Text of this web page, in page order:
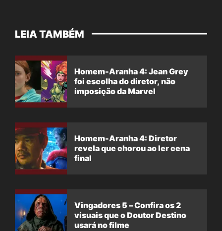
LEIA TAMBÉM
Homem-Aranha 4: Jean Grey
foi escolha do diretor, não
imposição da Marvel
Homem-Aranha 4: Diretor
revela que chorou ao ler cena
final
Vingadores 5 – Confira os 2
visuais que o Doutor Destino
usará no filme